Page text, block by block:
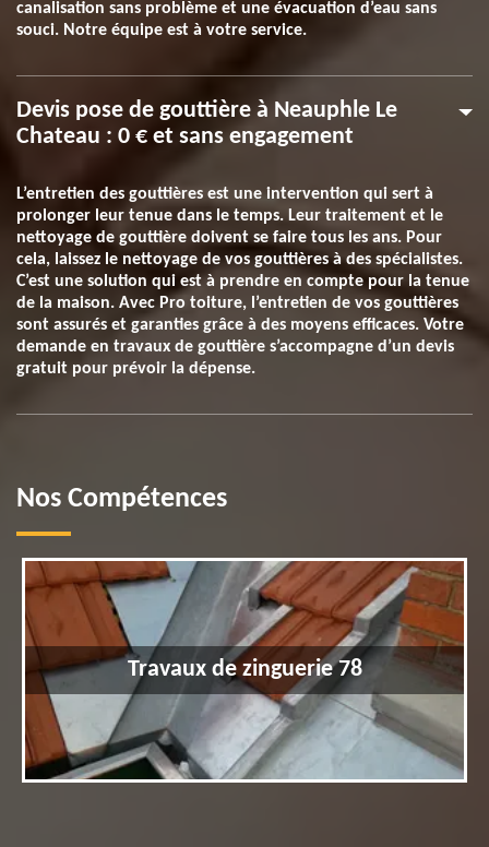
canalisation sans problème et une évacuation d’eau sans
souci. Notre équipe est à votre service.
Devis pose de gouttière à Neauphle Le
Chateau : 0 € et sans engagement
L’entretien des gouttières est une intervention qui sert à
prolonger leur tenue dans le temps. Leur traitement et le
nettoyage de gouttière doivent se faire tous les ans. Pour
cela, laissez le nettoyage de vos gouttières à des spécialistes.
C’est une solution qui est à prendre en compte pour la tenue
de la maison. Avec Pro toiture, l’entretien de vos gouttières
sont assurés et garanties grâce à des moyens efficaces. Votre
demande en travaux de gouttière s’accompagne d’un devis
gratuit pour prévoir la dépense.
Nos Compétences
Travaux de zinguerie 78